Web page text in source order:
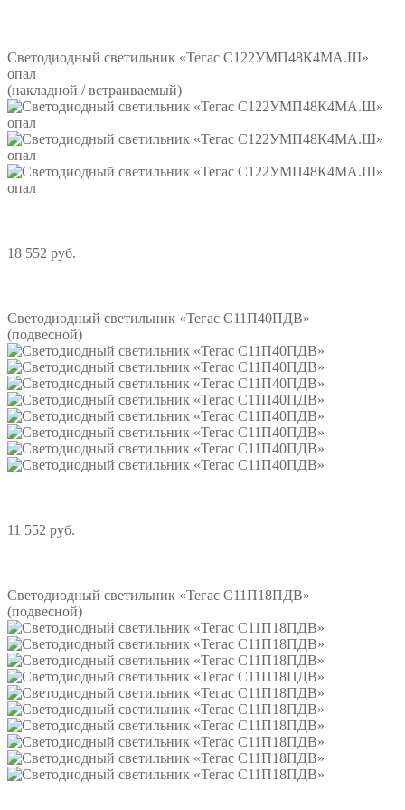
Светодиодный светильник «Тегас С122УМП48К4МА.Ш»
опал
(накладной / встраиваемый)
18 552 руб.
Светодиодный светильник «Тегас С11П40ПДВ»
(подвесной)
11 552 руб.
Светодиодный светильник «Тегас С11П18ПДВ»
(подвесной)